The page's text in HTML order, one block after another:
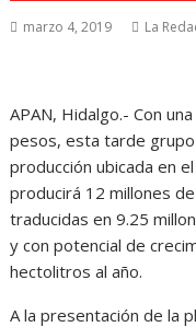
marzo 4, 2019 La
APAN, Hidalgo.- Con
pesos, esta tarde
producción ubicada en
producirá 12 millones
traducidas en 9.25
y con potencial de
hectolitros al año.
A la presentación de la